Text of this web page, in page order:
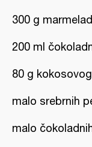
300 g
200 ml
80 g
malo srebrnih
malo